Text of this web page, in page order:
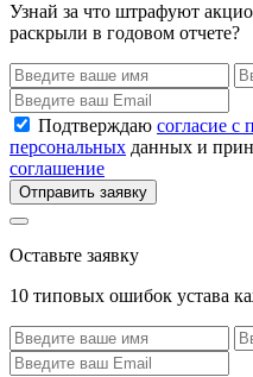
Узнай за что штрафуют
раскрыли в годовом отчете?
Подтверждаю согласие с
персональных данных и
соглашение
Отправить заявку
Оставьте заявку
10 типовых ошибок устава